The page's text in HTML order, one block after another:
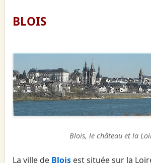
BLOIS
Blois, le château et la
La ville de Blois est située sur la